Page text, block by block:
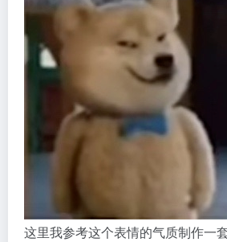
这里我参考这个表情的气质制作一